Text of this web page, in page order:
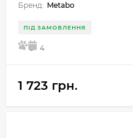
Бренд: Metabo
ПІД ЗАМОВЛЕННЯ
5 4
1 723 грн.